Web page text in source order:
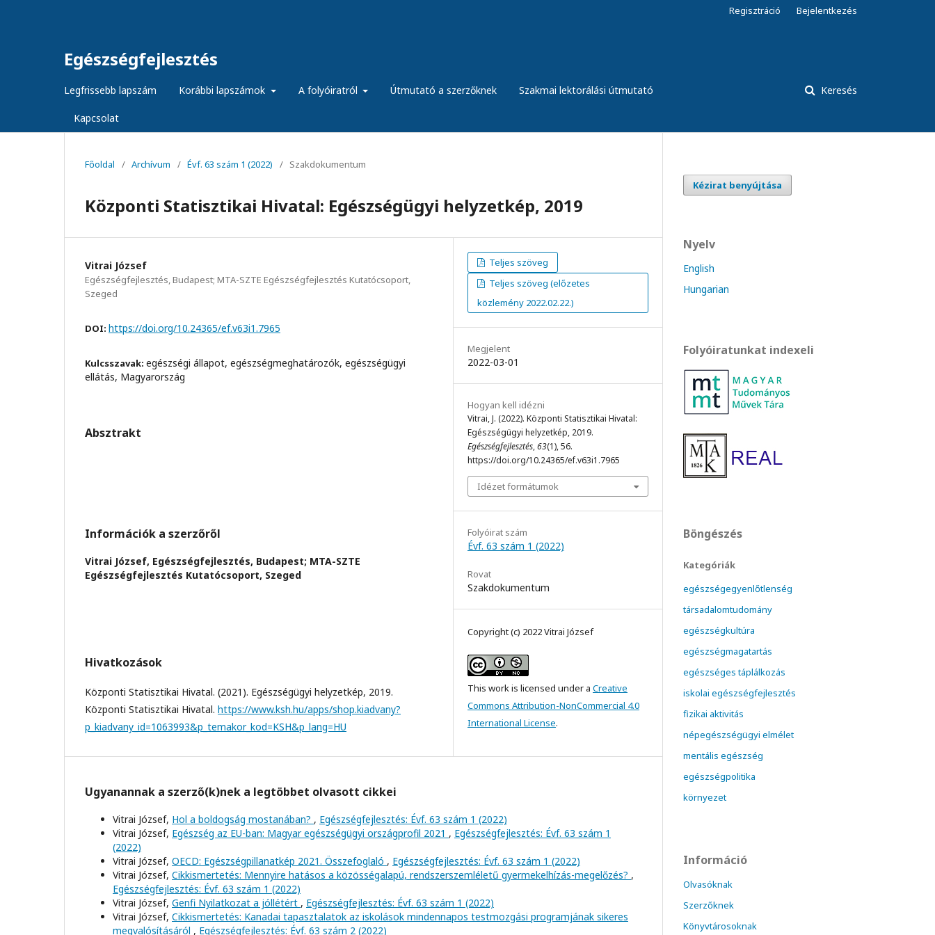
Egészségfejlesztés
Legfrissebb lapszám Korábbi lapszámok A folyóiratról Útmutató a szerzőknek Szakmai lektorálási útmutató
Kapcsolat
Keresés
Regisztráció Bejelentkezés
Főoldal / Archívum / Évf. 63 szám 1 (2022) / Szakdokumentum
Központi Statisztikai Hivatal: Egészségügyi helyzetkép, 2019
Vitrai József
Egészségfejlesztés, Budapest; MTA-SZTE Egészségfejlesztés Kutatócsoport,
Szeged
DOI: https://doi.org/10.24365/ef.v63i1.7965
Kulcsszavak: egészségi állapot, egészségmeghatározók, egészségügyi
ellátás, Magyarország
Absztrakt
Információk a szerzőről
Vitrai József, Egészségfejlesztés, Budapest; MTA-SZTE
Egészségfejlesztés Kutatócsoport, Szeged
Hivatkozások
Központi Statisztikai Hivatal. (2021). Egészségügyi helyzetkép, 2019.
Központi Statisztikai Hivatal. https://www.ksh.hu/apps/shop.kiadvany?
p_kiadvany_id=1063993&p_temakor_kod=KSH&p_lang=HU
Teljes szöveg
Teljes szöveg (előzetes
közlemény 2022.02.22.)
Megjelent
2022-03-01
Hogyan kell idézni
Vitrai, J. (2022). Központi Statisztikai Hivatal:
Egészségügyi helyzetkép, 2019.
Egészségfejlesztés,63(1), 56.
https://doi.org/10.24365/ef.v63i1.7965
Idézet formátumok
Folyóirat szám
Évf. 63 szám 1 (2022)
Rovat
Szakdokumentum
Copyright (c) 2022 Vitrai József
This work is licensed under a Creative
Commons Attribution-NonCommercial 4.0
International License.
Ugyanannak a szerző(k)nek a legtöbbet olvasott cikkei
Vitrai József, Hol a boldogság mostanában? , Egészségfejlesztés: Évf. 63 szám 1 (2022)
Vitrai József, Egészség az EU-ban: Magyar egészségügyi országprofil 2021 , Egészségfejlesztés: Évf. 63 szám 1
(2022)
Vitrai József, OECD: Egészségpillanatkép 2021. Összefoglaló , Egészségfejlesztés: Évf. 63 szám 1 (2022)
Vitrai József, Cikkismertetés: Mennyire hatásos a közösségalapú, rendszerszemléletű gyermekelhízás-megelőzés? ,
Egészségfejlesztés: Évf. 63 szám 1 (2022)
Vitrai József, Genfi Nyilatkozat a jóllétért , Egészségfejlesztés: Évf. 63 szám 1 (2022)
Vitrai József, Cikkismertetés: Kanadai tapasztalatok az iskolások mindennapos testmozgási programjának sikeres
megvalósításáról , Egészségfejlesztés: Évf. 63 szám 2 (2022)
Kézirat benyújtása
Nyelv
English
Hungarian
Folyóiratunkat indexeli
Böngészés
Kategóriák
egészségegyenlőtlenség
társadalomtudomány
egészségkultúra
egészségmagatartás
egészséges táplálkozás
iskolai egészségfejlesztés
fizikai aktivitás
népegészségügyi elmélet
mentális egészség
egészségpolitika
környezet
Információ
Olvasóknak
Szerzőknek
Könyvtárosoknak